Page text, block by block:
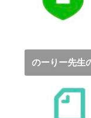
のーりー先生